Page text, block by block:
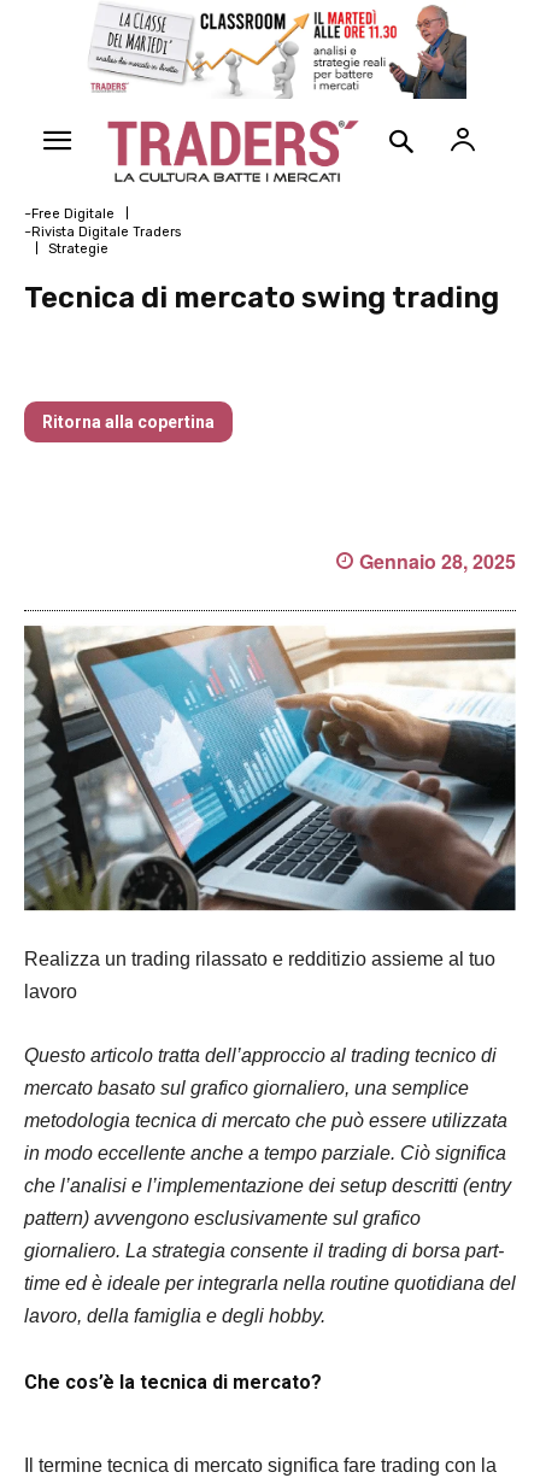
~Free Digitale
~Rivista Digitale Traders
Strategie
Tecnica di mercato swing trading
Ritorna alla copertina
Gennaio 28, 2025
Realizza un trading rilassato e redditizio assieme al tuo
lavoro
Questo articolo tratta dell’approccio al trading tecnico di
mercato basato sul grafico giornaliero, una semplice
metodologia tecnica di mercato che può essere utilizzata
in modo eccellente anche a tempo parziale. Ciò significa
che l’analisi e l’implementazione dei setup descritti (entry
pattern) avvengono esclusivamente sul grafico
giornaliero. La strategia consente il trading di borsa part-
time ed è ideale per integrarla nella routine quotidiana del
lavoro, della famiglia e degli hobby.
Che cos’è la tecnica di mercato?
Il termine tecnica di mercato significa fare trading con la